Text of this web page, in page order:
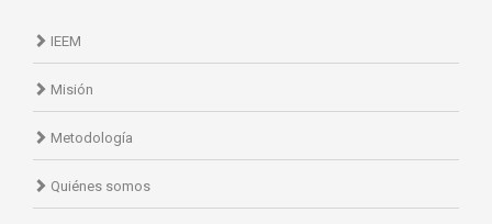
IEEM
Misión
Metodología
Quiénes somos